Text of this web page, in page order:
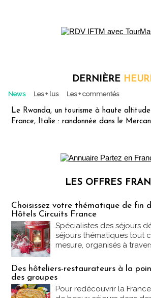
DERNIÈRE
News Les + lus Les + commentés
Le Rwanda, un tourisme à haute altitude
France, Italie : randonnée dans le
LES OFFRES
Choisissez votre thématique de fin
Hôtels Circuits France
Spécialistes des séjours
séjours thématiques tout
mesure, organisés à
Des hôteliers-restaurateurs à la
des groupes
Pour redécouvrir la